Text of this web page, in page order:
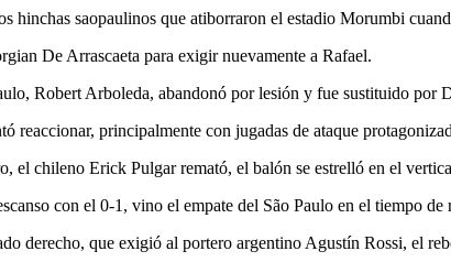
hinchas saopaulinos que atiborraron el estadio Morumbi
De Arrascaeta para exigir nuevamente a Rafael.
Robert Arboleda, abandonó por lesión y fue sustituido por
reaccionar, principalmente con jugadas de ataque
el chileno Erick Pulgar remató, el balón se estrelló en el
con el 0-1, vino el empate del São Paulo en el tiempo de
derecho, que exigió al portero argentino Agustín Rossi, el